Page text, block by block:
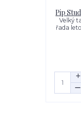
Pip
Velký
řada